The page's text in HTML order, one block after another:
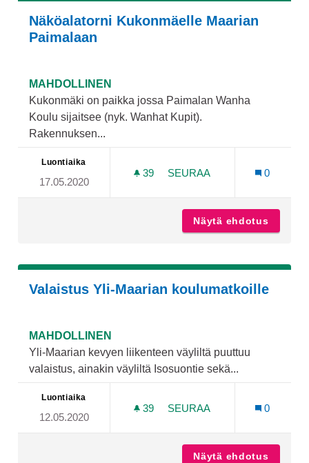
Näköalatorni Kukonmäelle Maarian
Paimalaan
MAHDOLLINEN
Kukonmäki on paikka jossa Paimalan Wanha
Koulu sijaitsee (nyk. Wanhat Kupit).
Rakennuksen...
Luontiaika
17.05.2020
39 39 SEURAAJAA
SEURAA
0
Näytä ehdotus
Valaistus Yli-Maarian koulumatkoille
MAHDOLLINEN
Yli-Maarian kevyen liikenteen väyliltä puuttuu
valaistus, ainakin väyliltä Isosuontie sekä...
Luontiaika
12.05.2020
39 39 SEURAAJAA
SEURAA
0
Näytä ehdotus